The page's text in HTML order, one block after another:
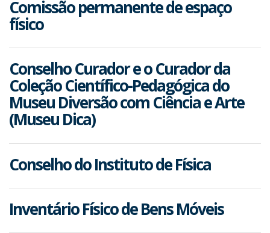
Comissão permanente de espaço
físico
Conselho Curador e o Curador da
Coleção Científico-Pedagógica do
Museu Diversão com Ciência e Arte
(Museu Dica)
Conselho do Instituto de Física
Inventário Físico de Bens Móveis